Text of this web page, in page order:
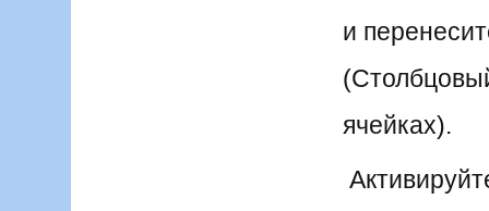
и
ячейках).